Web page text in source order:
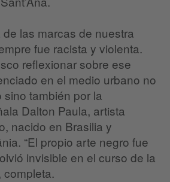
de las marcas de nuestra
fue racista y violenta.
reflexionar sobre ese
en el medio urbano no
también por la
Dalton Paula, artista
nacido en Brasilia y
“El propio arte negro fue
invisible en el curso de la
completa.